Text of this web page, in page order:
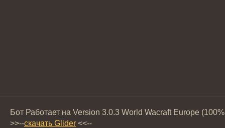
Бот Работает на Version 3.0.3 World Wacraft Europe
>>--скачать Glider <<--